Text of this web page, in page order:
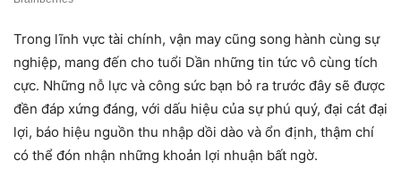
Trong lĩnh vực tài chính, vận may cũng song hành cùng sự
nghiệp, mang đến cho tuổi Dần những tin tức vô cùng tích
cực. Những nỗ lực và công sức bạn bỏ ra trước đây sẽ được
đền đáp xứng đáng, với dấu hiệu của sự phú quý, đại cát đại
lợi, báo hiệu nguồn thu nhập dồi dào và ổn định, thậm chí
có thể đón nhận những khoản lợi nhuận bất ngờ.